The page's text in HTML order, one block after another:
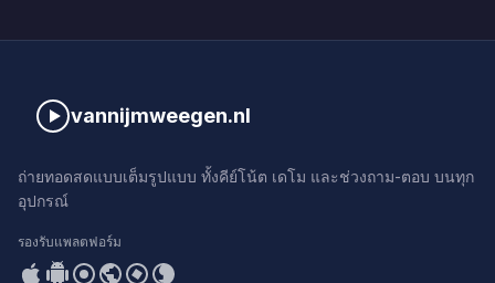
vannijmweegen.nl
ถ่ายทอดสดแบบเต็มรูปแบบ ทั้งคีย์โน้ต เดโม และช่วงถาม-ตอบ บนทุก
อุปกรณ์
รองรับแพลตฟอร์ม